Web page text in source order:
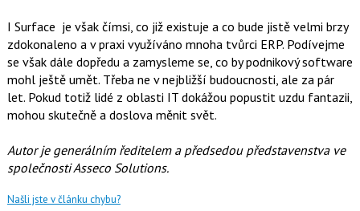
I Surface je však čímsi, co již existuje a co bude jistě velmi brzy
zdokonaleno a v praxi využíváno mnoha tvůrci ERP. Podívejme
se však dále dopředu a zamysleme se, co by podnikový software
mohl ještě umět. Třeba ne v nejbližší budoucnosti, ale za pár
let. Pokud totiž lidé z oblasti IT dokážou popustit uzdu fantazii,
mohou skutečně a doslova měnit svět.
Autor je generálním ředitelem a předsedou představenstva ve
společnosti Asseco Solutions.
Našli jste v článku chybu?